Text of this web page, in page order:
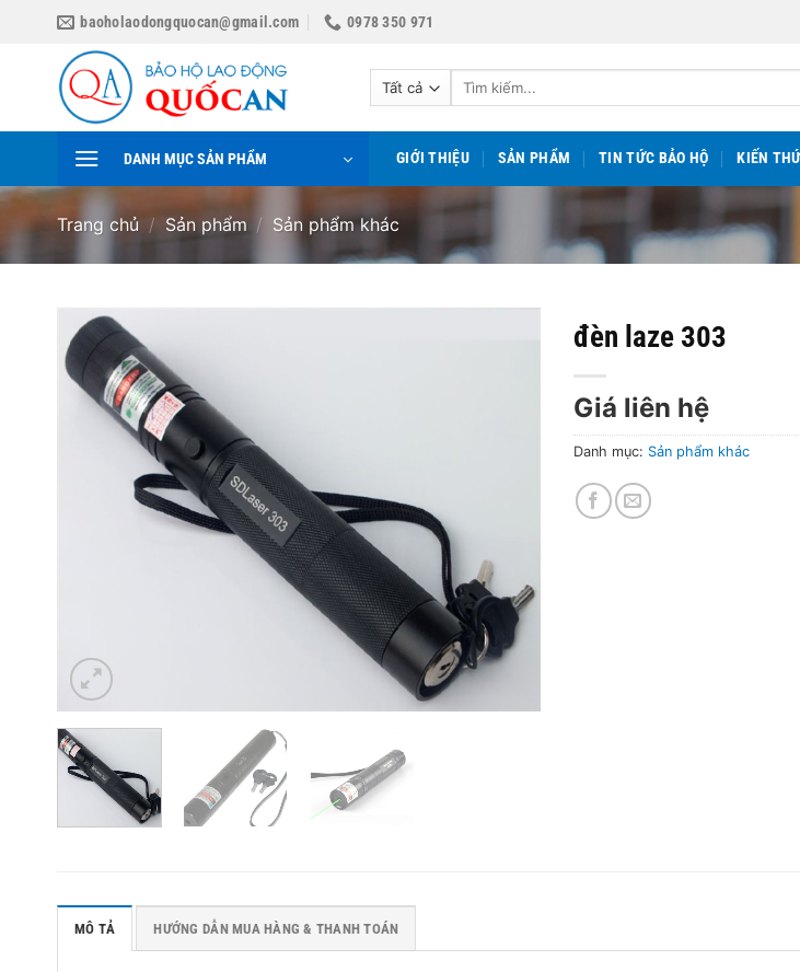
baoholaodongquocan@gmail.com 0978 350 971
Tìm
DANH MỤC SẢN PHẨM GIỚI THIỆU SẢN PHẨM TIN TỨC BẢO HỘ KIẾN
Trang chủ / Sản phẩm / Sản phẩm khác
đèn laze 303
Giá liên hệ
Danh mục: Sản phẩm khác
MÔ TẢ HƯỚNG DẪN MUA HÀNG & THANH TOÁN